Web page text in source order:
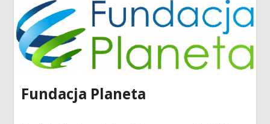
Fundacja Planeta